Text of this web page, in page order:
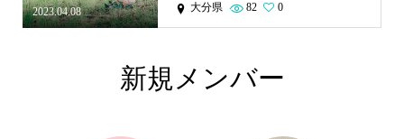
2023.04.08 大分県 82 0
新規メンバー